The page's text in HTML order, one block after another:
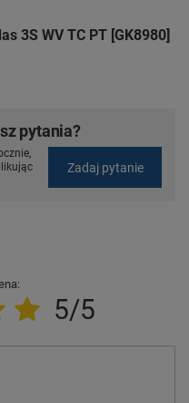
3S WV TC PT [GK8980]
pytania?
Zadaj pytanie
5/5